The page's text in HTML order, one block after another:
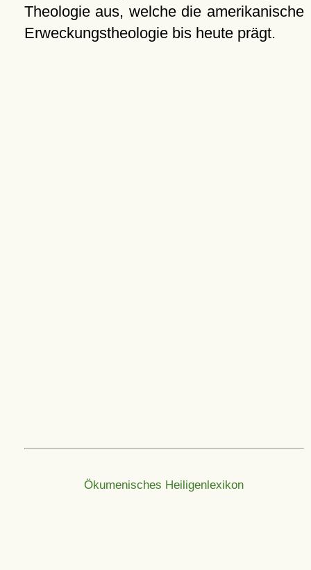
Theologie aus, welche die amerikanische
Erweckungstheologie bis heute prägt.
Ökumenisches Heiligenlexikon